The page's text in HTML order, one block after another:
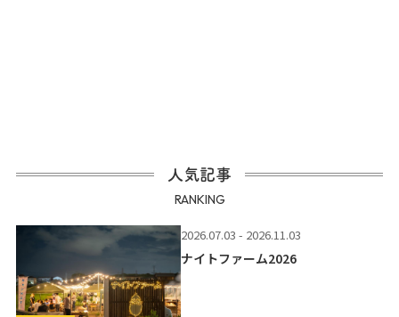
人気記事
RANKING
2026.07.03 - 2026.11.03
ナイトファーム2026